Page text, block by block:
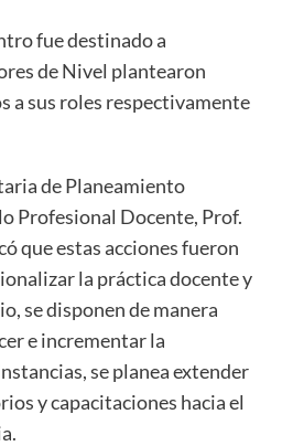
fue destinado a
de Nivel plantearon
a sus roles respectivamente
de Planeamiento
Profesional Docente, Prof.
que estas acciones fueron
la práctica docente y
se disponen de manera
e incrementar la
se planea extender
y capacitaciones hacia el